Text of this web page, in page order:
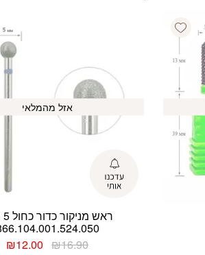
Add wishlist
אזל מהמלאי
₪16.90 המחיר ₪12.00